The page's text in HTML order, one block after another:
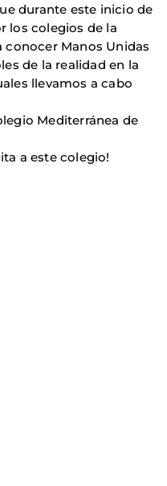
durante este inicio de
los colegios de la
conocer Manos Unidas
de la realidad en la
llevamos a cabo
Mediterránea de
a este colegio!